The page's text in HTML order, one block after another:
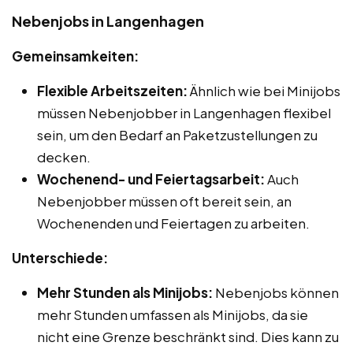
Nebenjobs in Langenhagen
Gemeinsamkeiten:
Flexible Arbeitszeiten:Ähnlich wie bei Minijobs
müssen Nebenjobber in Langenhagen flexibel
sein, um den Bedarf an Paketzustellungen zu
decken.
Wochenend- und Feiertagsarbeit:Auch
Nebenjobber müssen oft bereit sein, an
Wochenenden und Feiertagen zu arbeiten.
Unterschiede:
Mehr Stunden als Minijobs: Nebenjobs können
mehr Stunden umfassen als Minijobs, da sie
nicht eine Grenze beschränkt sind. Dies kann zu